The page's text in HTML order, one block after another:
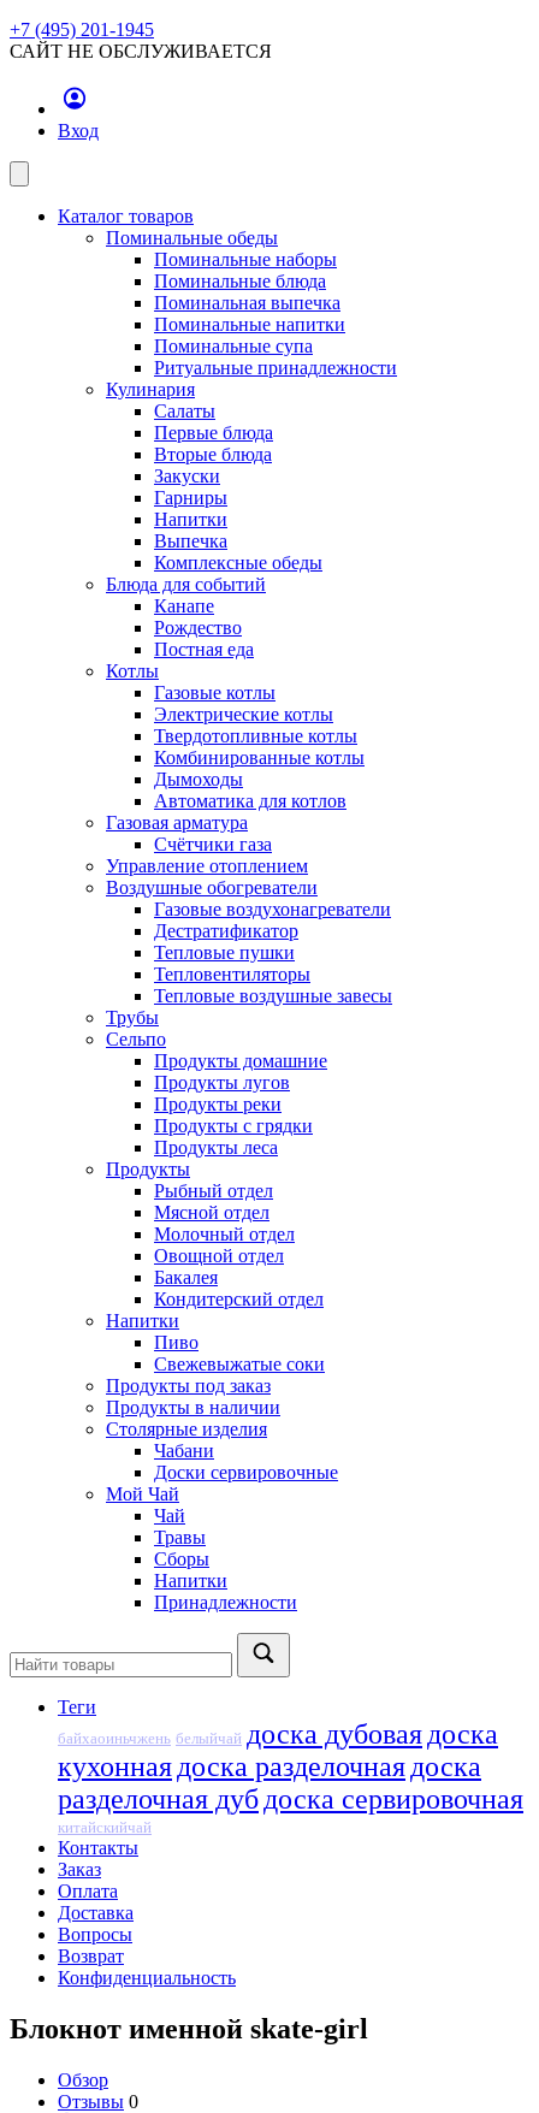
+7 (495) 201-1945
САЙТ НЕ ОБСЛУЖИВАЕТСЯ
Вход
Каталог товаров
Поминальные обеды
Поминальные наборы
Поминальные блюда
Поминальная выпечка
Поминальные напитки
Поминальные супа
Ритуальные принадлежности
Кулинария
Салаты
Первые блюда
Вторые блюда
Закуски
Гарниры
Напитки
Выпечка
Комплексные обеды
Блюда для событий
Канапе
Рождество
Постная еда
Котлы
Газовые котлы
Электрические котлы
Твердотопливные котлы
Комбинированные котлы
Дымоходы
Автоматика для котлов
Газовая арматура
Счётчики газа
Управление отоплением
Воздушные обогреватели
Газовые воздухонагреватели
Дестратификатор
Тепловые пушки
Тепловентиляторы
Тепловые воздушные завесы
Трубы
Сельпо
Продукты домашние
Продукты лугов
Продукты реки
Продукты с грядки
Продукты леса
Продукты
Рыбный отдел
Мясной отдел
Молочный отдел
Овощной отдел
Бакалея
Кондитерский отдел
Напитки
Пиво
Cвежевыжатые соки
Продукты под заказ
Продукты в наличии
Столярные изделия
Чабани
Доски сервировочные
Мой Чай
Чай
Травы
Сборы
Напитки
Принадлежности
Теги
байхаоиньчжень белыйчай доска дубовая доска
кухонная доска разделочная доска
разделочная дуб доска сервировочная
китайскийчай
Контакты
Заказ
Оплата
Доставка
Вопросы
Возврат
Конфиденциальность
Блокнот именной skate-girl
Обзор
Отзывы 0